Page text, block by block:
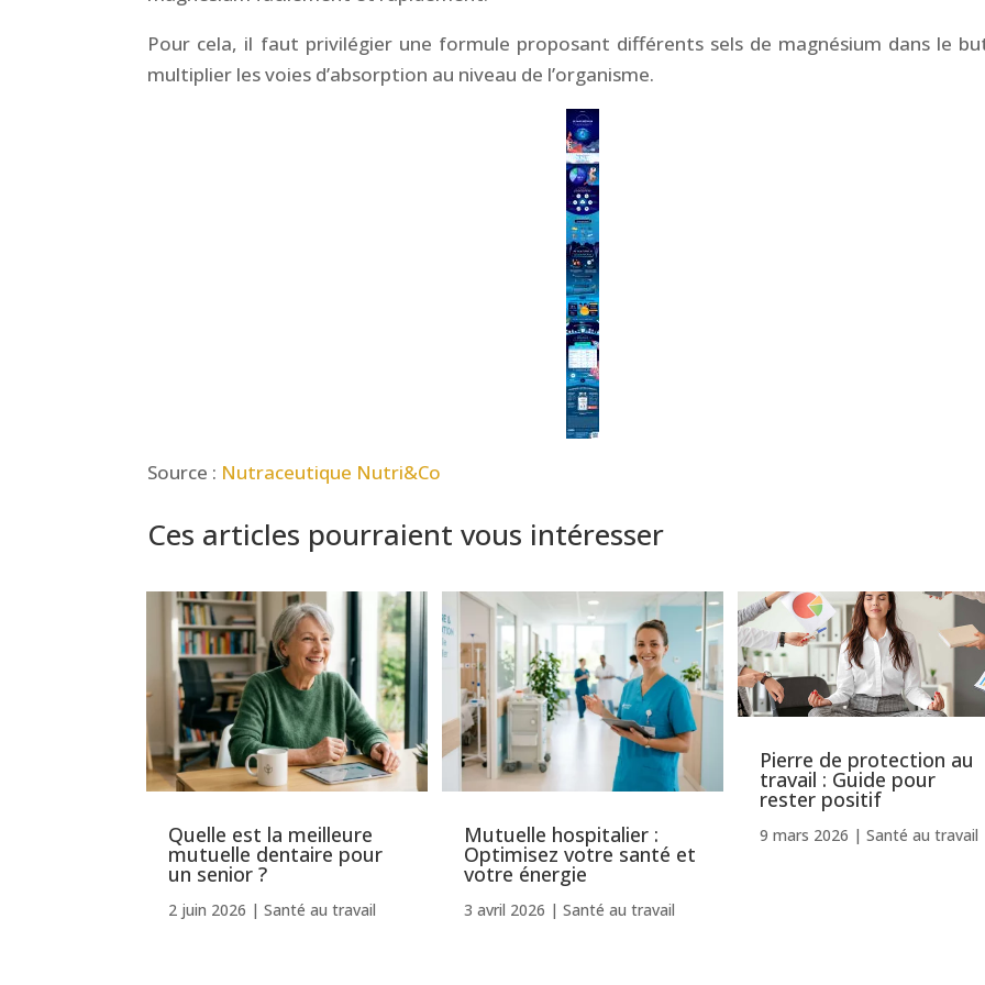
Pour cela, il faut privilégier une formule proposant différents sels de magnésium dans le
multiplier les voies d’absorption au niveau de l’organisme.
Source : Nutraceutique Nutri&Co
Ces articles pourraient vous intéresser
Quelle est la meilleure
mutuelle dentaire pour
un senior ?
2 juin 2026 |Santé au travail
Mutuelle hospitalier :
Optimisez votre santé et
votre énergie
3 avril 2026 |Santé au travail
Pierre de protection au
travail : Guide pour
rester positif
9 mars 2026 |Santé au travail